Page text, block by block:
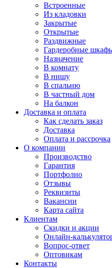
Встроенные
Из кладовки
Закрытые
Открытые
Раздвижные
Гардеробные
Назначение
В комнату
В нишу
В спальню
В частный дом
На балкон
Доставка и оплата
Как сделать заказ
Доставка
Оплата и рассрочка
О компании
Производство
Гарантия
Портфолио
Отзывы
Реквизиты
Вакансии
Карта сайта
Клиентам
Скидки и акции
Онлайн-
Вопрос-ответ
Оптовикам
Контакты